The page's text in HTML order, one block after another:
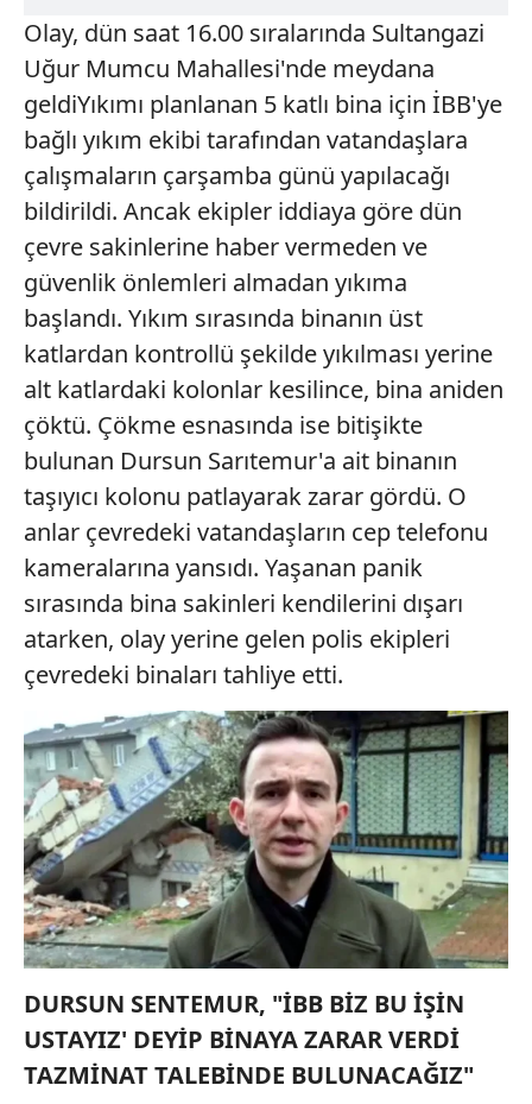
Olay, dün saat 16.00 sıralarında Sultangazi
Uğur Mumcu Mahallesi'nde meydana
geldiYıkımı planlanan 5 katlı bina için İBB'ye
bağlı yıkım ekibi tarafından vatandaşlara
çalışmaların çarşamba günü yapılacağı
bildirildi. Ancak ekipler iddiaya göre dün
çevre sakinlerine haber vermeden ve
güvenlik önlemleri almadan yıkıma
başlandı. Yıkım sırasında binanın üst
katlardan kontrollü şekilde yıkılması yerine
alt katlardaki kolonlar kesilince, bina aniden
çöktü. Çökme esnasında ise bitişikte
bulunan Dursun Sarıtemur'a ait binanın
taşıyıcı kolonu patlayarak zarar gördü. O
anlar çevredeki vatandaşların cep telefonu
kameralarına yansıdı. Yaşanan panik
sırasında bina sakinleri kendilerini dışarı
atarken, olay yerine gelen polis ekipleri
çevredeki binaları tahliye etti.
DURSUN SENTEMUR, "İBB BİZ BU İŞİN
USTAYIZ' DEYİP BİNAYA ZARAR VERDİ
TAZMİNAT TALEBİNDE BULUNACAĞIZ"